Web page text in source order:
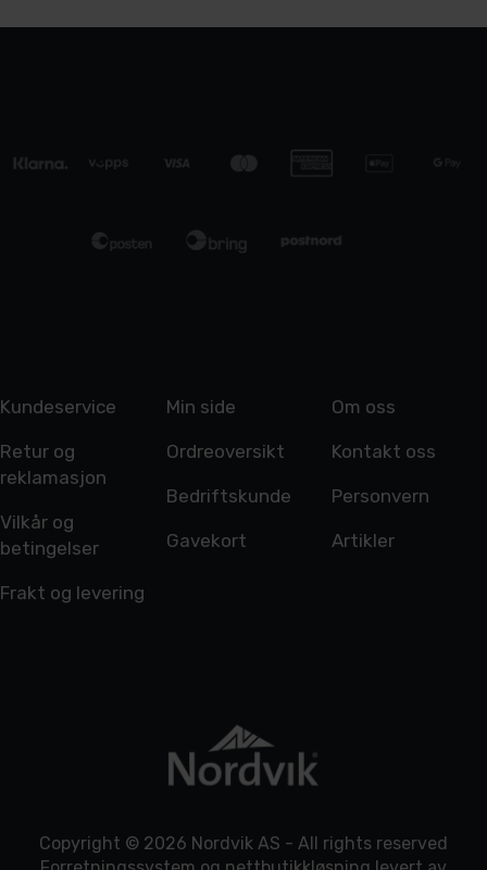
Kundeservice
Retur og
reklamasjon
Vilkår og
betingelser
Frakt og levering
Min side
Ordreoversikt
Bedriftskunde
Gavekort
Om oss
Kontakt oss
Personvern
Artikler
Copyright © 2026 Nordvik AS - All rights reserved